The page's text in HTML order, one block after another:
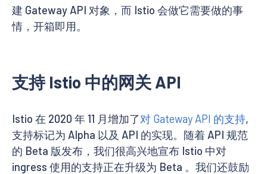
建 Gateway API 对象，而 Istio 会做它需要做的事
情，开箱即用。
支持 Istio 中的网关 API
Istio 在 2020 年 11 月增加了对 Gateway API 的支持,
支持标记为 Alpha 以及 API 的实现。随着 API 规范
的 Beta 版发布，我们很高兴地宣布 Istio 中对
ingress 使用的支持正在升级为 Beta 。我们还鼓励